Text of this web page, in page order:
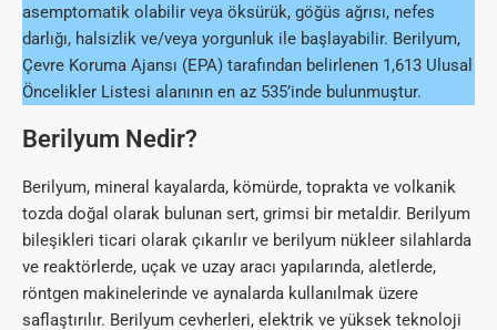
asemptomatik olabilir veya öksürük, göğüs ağrısı, nefes
darlığı, halsizlik ve/veya yorgunluk ile başlayabilir. Berilyum,
Çevre Koruma Ajansı (EPA) tarafından belirlenen 1,613 Ulusal
Öncelikler Listesi alanının en az 535’inde bulunmuştur.
Berilyum Nedir?
Berilyum, mineral kayalarda, kömürde, toprakta ve volkanik
tozda doğal olarak bulunan sert, grimsi bir metaldir. Berilyum
bileşikleri ticari olarak çıkarılır ve berilyum nükleer silahlarda
ve reaktörlerde, uçak ve uzay aracı yapılarında, aletlerde,
röntgen makinelerinde ve aynalarda kullanılmak üzere
saflaştırılır. Berilyum cevherleri, elektrik ve yüksek teknoloji